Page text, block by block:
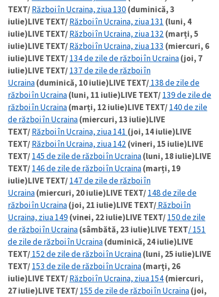
TEXT/Război în Ucraina, ziua 130(duminică, 3
iulie)LIVE TEXT/Război în Ucraina, ziua 131 (luni, 4
iulie)LIVE TEXT/Război în Ucraina, ziua 132 (marți, 5
iulie)LIVE TEXT/Război în Ucraina, ziua 133 (miercuri, 6
iulie)LIVE TEXT/134 de zile de război în Ucraina(joi, 7
iulie)LIVE TEXT/137 de zile de război în
Ucraina(duminică, 10 iulie)LIVE TEXT/138 de zile de
război în Ucraina(luni, 11 iulie)LIVE TEXT/139 de zile de
război în Ucraina(marți, 12 iulie)LIVE TEXT/140 de zile
de război în Ucraina(miercuri, 13 iulie)LIVE
TEXT/Război în Ucraina, ziua 141 (joi, 14 iulie)LIVE
TEXT/Război în Ucraina, ziua 142 (vineri, 15 iulie)LIVE
TEXT/145 de zile de război în Ucraina(luni, 18 iulie)LIVE
TEXT/146 de zile de război în Ucraina(marți, 19
iulie)LIVE TEXT/147 de zile de război în
Ucraina(miercuri, 20 iulie)LIVE TEXT/148 de zile de
război în Ucraina(joi, 21 iulie)LIVE TEXT/Război în
Ucraina, ziua 149(vinei, 22 iulie)LIVE TEXT/150 de zile
de război în Ucraina(sâmbătă, 23 iulie)LIVE TEXT/ 151
de zile de război în Ucraina(duminică, 24 iulie)LIVE
TEXT/152 de zile de război în Ucraina(luni, 25 iulie)LIVE
TEXT/153 de zile de război în Ucraina(marți, 26
iulie)LIVE TEXT/Război în Ucraina, ziua 154(miercuri,
27 iulie)LIVE TEXT/155 de zile de război în Ucraina(joi,